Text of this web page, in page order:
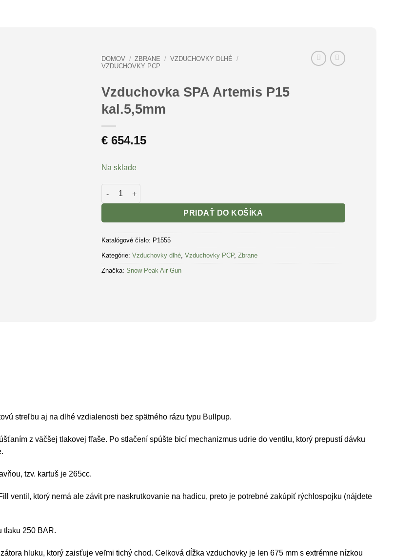
DOMOV / ZBRANE / VZDUCHOVKY DLHÉ /
VZDUCHOVKY PCP
Vzduchovka SPA Artemis P15
kal.5,5mm
€654.15
Na sklade
množstvo Vzduchovka SPA Artemis P15 kal.5,5mm
PRIDAŤ DO KOŠÍKA
Katalógové číslo: P1555
Kategórie: Vzduchovky dlhé, Vzduchovky PCP, Zbrane
Značka: Snow Peak Air Gun
streľbu aj na dlhé vzdialenosti bez spätného rázu typu Bullpup.
z väčšej tlakovej fľaše. Po stlačení spúšte bicí mechanizmus udrie do ventilu, ktorý prepustí dávku
tzv. kartuš je 265cc.
ventil, ktorý nemá ale závit pre naskrutkovanie na hadicu, preto je potrebné zakúpiť rýchlospojku (nájdete
tlaku 250 BAR.
hluku, ktorý zaisťuje veľmi tichý chod. Celková dĺžka vzduchovky je len 675 mm s extrémne nízkou